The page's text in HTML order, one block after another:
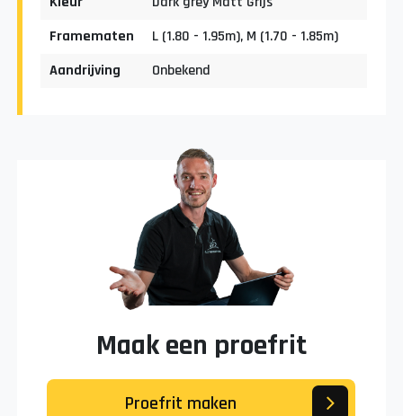
Framematen
L (1.80 - 1.95m), M (1.70 - 1.85m)
Aandrijving
Onbekend
Maak een proefrit
Proefrit maken